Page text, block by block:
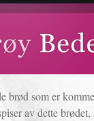
brød som er
av dette brødet,